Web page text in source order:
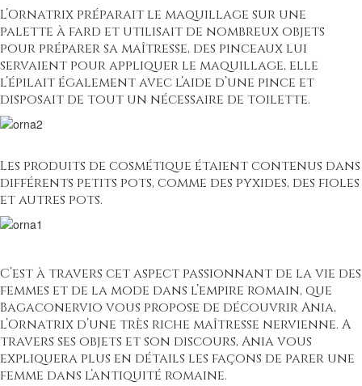
L’Ornatrix préparait le maquillage sur une
palette à fard et utilisait de nombreux objets
pour préparer sa maîtresse, des pinceaux lui
servaient pour appliquer le maquillage, elle
l’épilait également avec l’aide d’une pince et
disposait de tout un nécessaire de toilette.
Les produits de cosmétique étaient contenus dans
différents petits pots, comme des pyxides, des fioles
et autres pots.
C’est à travers cet aspect passionnant de la vie des
femmes et de la mode dans l’empire romain, que
Bagaconervio vous propose de découvrir Ania,
l’Ornatrix d’une très riche maîtresse nervienne. A
travers ses objets et son discours, Ania vous
expliquera plus en détails les façons de parer une
femme dans l’antiquité romaine.